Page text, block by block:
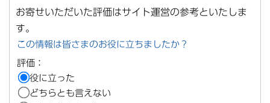
お寄せいただいた評価はサイト運営の参考といたしま
す。
この情報は皆さまのお役に立ちましたか？
評価：
役に立った
どちらとも言えない